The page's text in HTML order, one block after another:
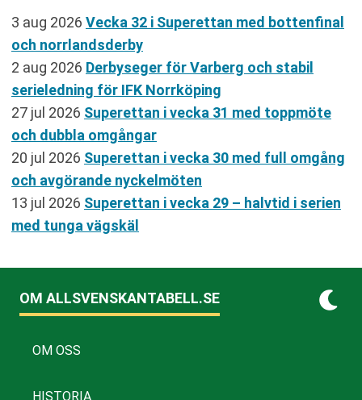
3 aug 2026 Vecka 32 i Superettan med bottenfinal
och norrlandsderby
2 aug 2026 Derbyseger för Varberg och stabil
serieledning för IFK Norrköping
27 jul 2026 Superettan i vecka 31 med toppmöte
och dubbla omgångar
20 jul 2026 Superettan i vecka 30 med full omgång
och avgörande nyckelmöten
13 jul 2026 Superettan i vecka 29 – halvtid i serien
med tunga vägskäl
OM ALLSVENSKANTABELL.SE
OM OSS
HISTORIA